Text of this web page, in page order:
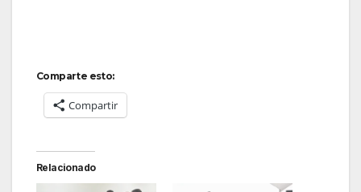
Comparte esto:
Compartir
Relacionado